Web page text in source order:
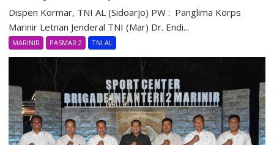
Dispen Kormar, TNI AL (Sidoarjo) PW : Panglima Korps
Marinir Letnan Jenderal TNI (Mar) Dr. Endi...
MARINIR PASMAR 2 TNI AL